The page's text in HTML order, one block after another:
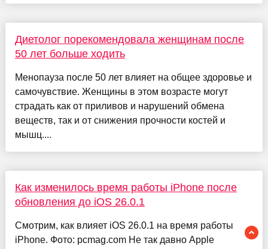
Диетолог порекомендовала женщинам после
50 лет больше ходить
Менопауза после 50 лет влияет на общее здоровье и
самочувствие. Женщины в этом возрасте могут
страдать как от приливов и нарушений обмена
веществ, так и от снижения прочности костей и
мышц....
Как изменилось время работы iPhone после
обновления до iOS 26.0.1
Смотрим, как влияет iOS 26.0.1 на время работы
iPhone. Фото: pcmag.com Не так давно Apple